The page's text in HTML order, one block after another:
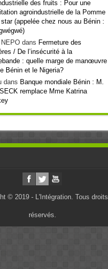
des fruits : Pour une
agroindustrielle de la Pomme
(appelée chez nous au Bénin :
NEPOdans Fermeture des
/ De l’insécurité à la
: quelle marge de manœuvre
Bénin et le Nigeria?
dans Banque mondiale Bénin : M.
remplace Mme Katrina
© 2019 - L'Intégration. Tous droits
réservés.